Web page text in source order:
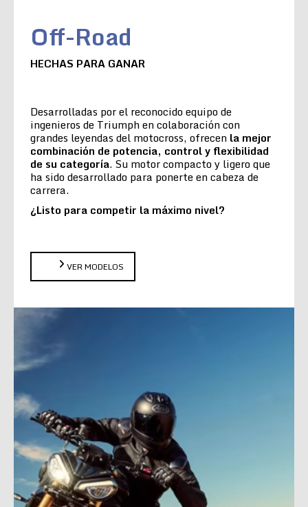
Off-Road
HECHAS PARA GANAR
Desarrolladas por el reconocido equipo de
ingenieros de Triumph en colaboración con
grandes leyendas del motocross, ofrecen la mejor
combinación de potencia, control y flexibilidad
de su categoría. Su motor compacto y ligero que
ha sido desarrollado para ponerte en cabeza de
carrera.
¿Listo para competir la máximo nivel?
VER MODELOS